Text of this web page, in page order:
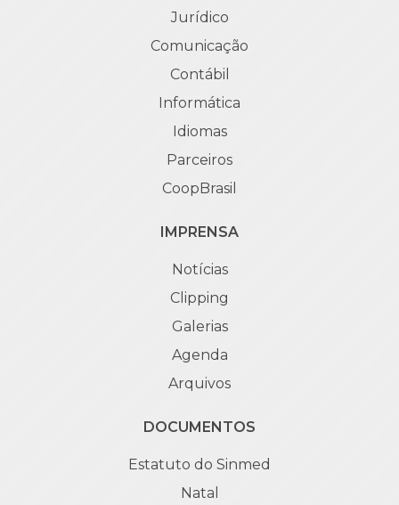
Jurídico
Comunicação
Contábil
Informática
Idiomas
Parceiros
CoopBrasil
IMPRENSA
Notícias
Clipping
Galerias
Agenda
Arquivos
DOCUMENTOS
Estatuto do Sinmed
Natal